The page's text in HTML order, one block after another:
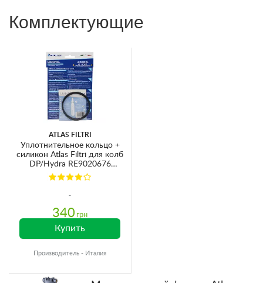
Комплектующие
ATLAS FILTRI
Уплотнительное кольцо +
силикон Atlas Filtri для колб
DP/Hydra RE9020676
Ø84х3.5мм
340 грн
Купить
Производитель - Италия